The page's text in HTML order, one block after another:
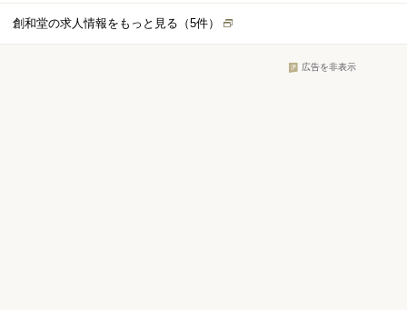
た、スタッフの育成もあなたの評価に繋がります。 将来の目標や独立につい
てもしっかりと共有しましょう。
創和堂の求人情報をもっと見る（5件）
広告を非表示